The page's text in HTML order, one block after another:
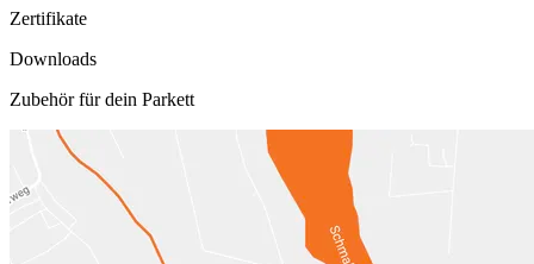
Zertifikate
Downloads
Zubehör für dein Parkett